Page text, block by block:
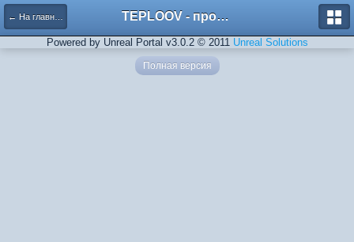
← На главную TEPLOOV - программный комплекс для расчёта систем отопления и вентиляции
Powered by Unreal Portal v3.0.2 © 2011 Unreal Solutions
Полная версия